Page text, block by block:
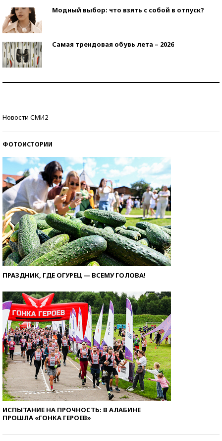
Модный выбор: что взять с собой в отпуск?
Самая трендовая обувь лета – 2026
Новости СМИ2
ФОТОИСТОРИИ
ПРАЗДНИК, ГДЕ ОГУРЕЦ — ВСЕМУ ГОЛОВА!
ИСПЫТАНИЕ НА ПРОЧНОСТЬ: В АЛАБИНЕ
ПРОШЛА «ГОНКА ГЕРОЕВ»